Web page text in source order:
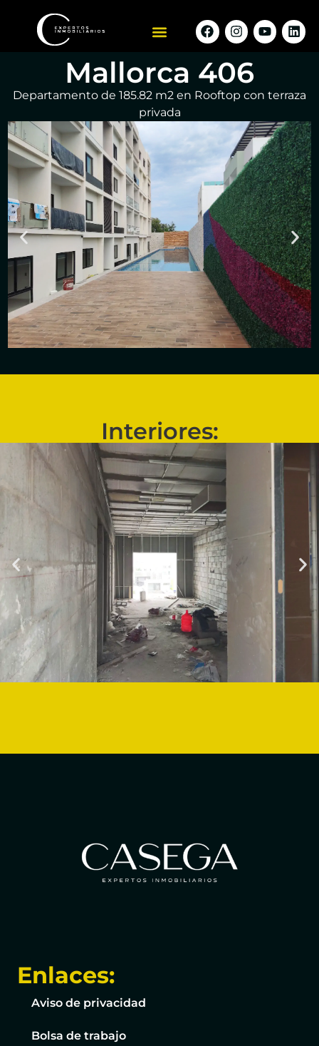
Mallorca 406
Departamento de 185.82 m2 en Rooftop con terraza
privada
Interiores:
Enlaces:
Aviso de privacidad
Bolsa de trabajo